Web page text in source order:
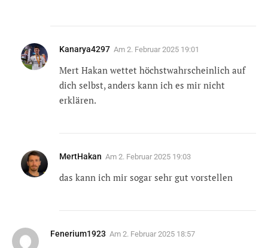
Kanarya4297 Am 2. Februar 2025 19:01
Mert Hakan wettet höchstwahrscheinlich auf
dich selbst, anders kann ich es mir nicht
erklären.
MertHakan Am 2. Februar 2025 19:03
das kann ich mir sogar sehr gut vorstellen
Fenerium1923 Am 2. Februar 2025 18:57